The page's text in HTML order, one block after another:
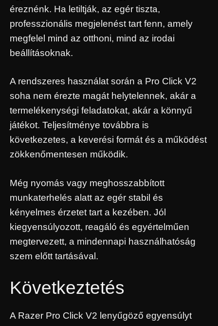
éreznénk. Ha letiltják, az egér tiszta,
professzionális megjelenést tart fenn, amely
megfelel mind az otthoni, mind az irodai
beállításoknak.
A rendszeres használat során a Pro Click V2
soha nem érezte magát helytelennek, akár a
termelékenységi feladatokat, akár a könnyű
játékot. Teljesítménye továbbra is
következetes, a keverési formát és a működést
zökkenőmentesen működik.
Még nyomás vagy meghosszabbított
munkaterhelés alatt az egér stabil és
kényelmes érzetet tart a kezében. Jól
kiegyensúlyozott, reagáló és egyértelműen
megtervezett, a mindennapi használhatóság
szem előtt tartásával.
Következtetés
A Razer Pro Click V2 lenyűgöző egyensúlyt